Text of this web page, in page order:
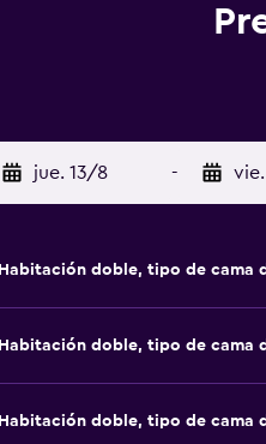
jue. 13/8 -
Habitación doble, tipo de cama
Habitación doble, tipo de cama
Habitación doble, tipo de cama